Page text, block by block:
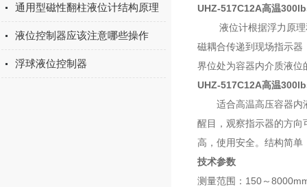
通用型磁性翻柱液位计结构原理
液位控制器应该注意哪些操作
浮球液位控制器
UHZ-517C12A高温
液位计根据浮力原理和
磁耦合传递到现场指示器
界位处为容器内介质液
UHZ-517C12A高温
适合高温高压容器内液
醒目，观察指示器的方向
高，使用安全。结构简
技术参数
测量范围：150～